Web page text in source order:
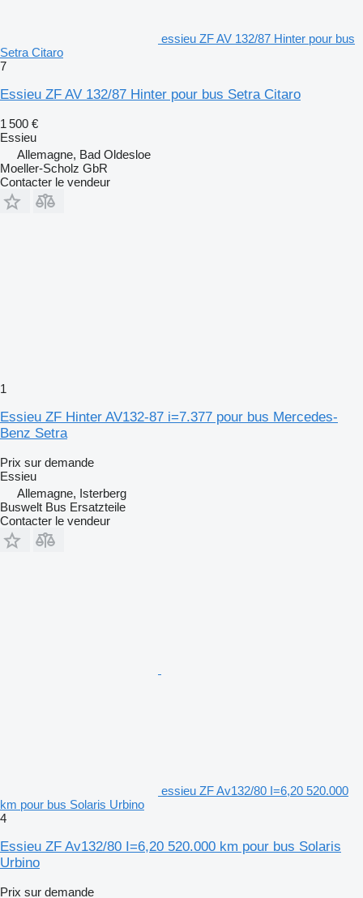
essieu ZF AV 132/87 Hinter pour bus
Setra Citaro
7
Essieu ZF AV 132/87 Hinter pour bus Setra Citaro
1 500 €
Essieu
Allemagne, Bad Oldesloe
Moeller-Scholz GbR
Contacter le vendeur
1
Essieu ZF Hinter AV132-87 i=7.377 pour bus Mercedes-
Benz Setra
Prix sur demande
Essieu
Allemagne, Isterberg
Buswelt Bus Ersatzteile
Contacter le vendeur
essieu ZF Av132/80 I=6,20 520.000
km pour bus Solaris Urbino
4
Essieu ZF Av132/80 I=6,20 520.000 km pour bus Solaris
Urbino
Prix sur demande